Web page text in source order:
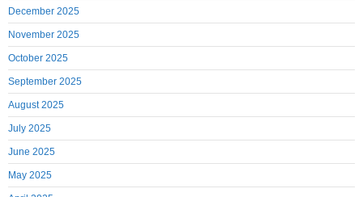
December 2025
November 2025
October 2025
September 2025
August 2025
July 2025
June 2025
May 2025